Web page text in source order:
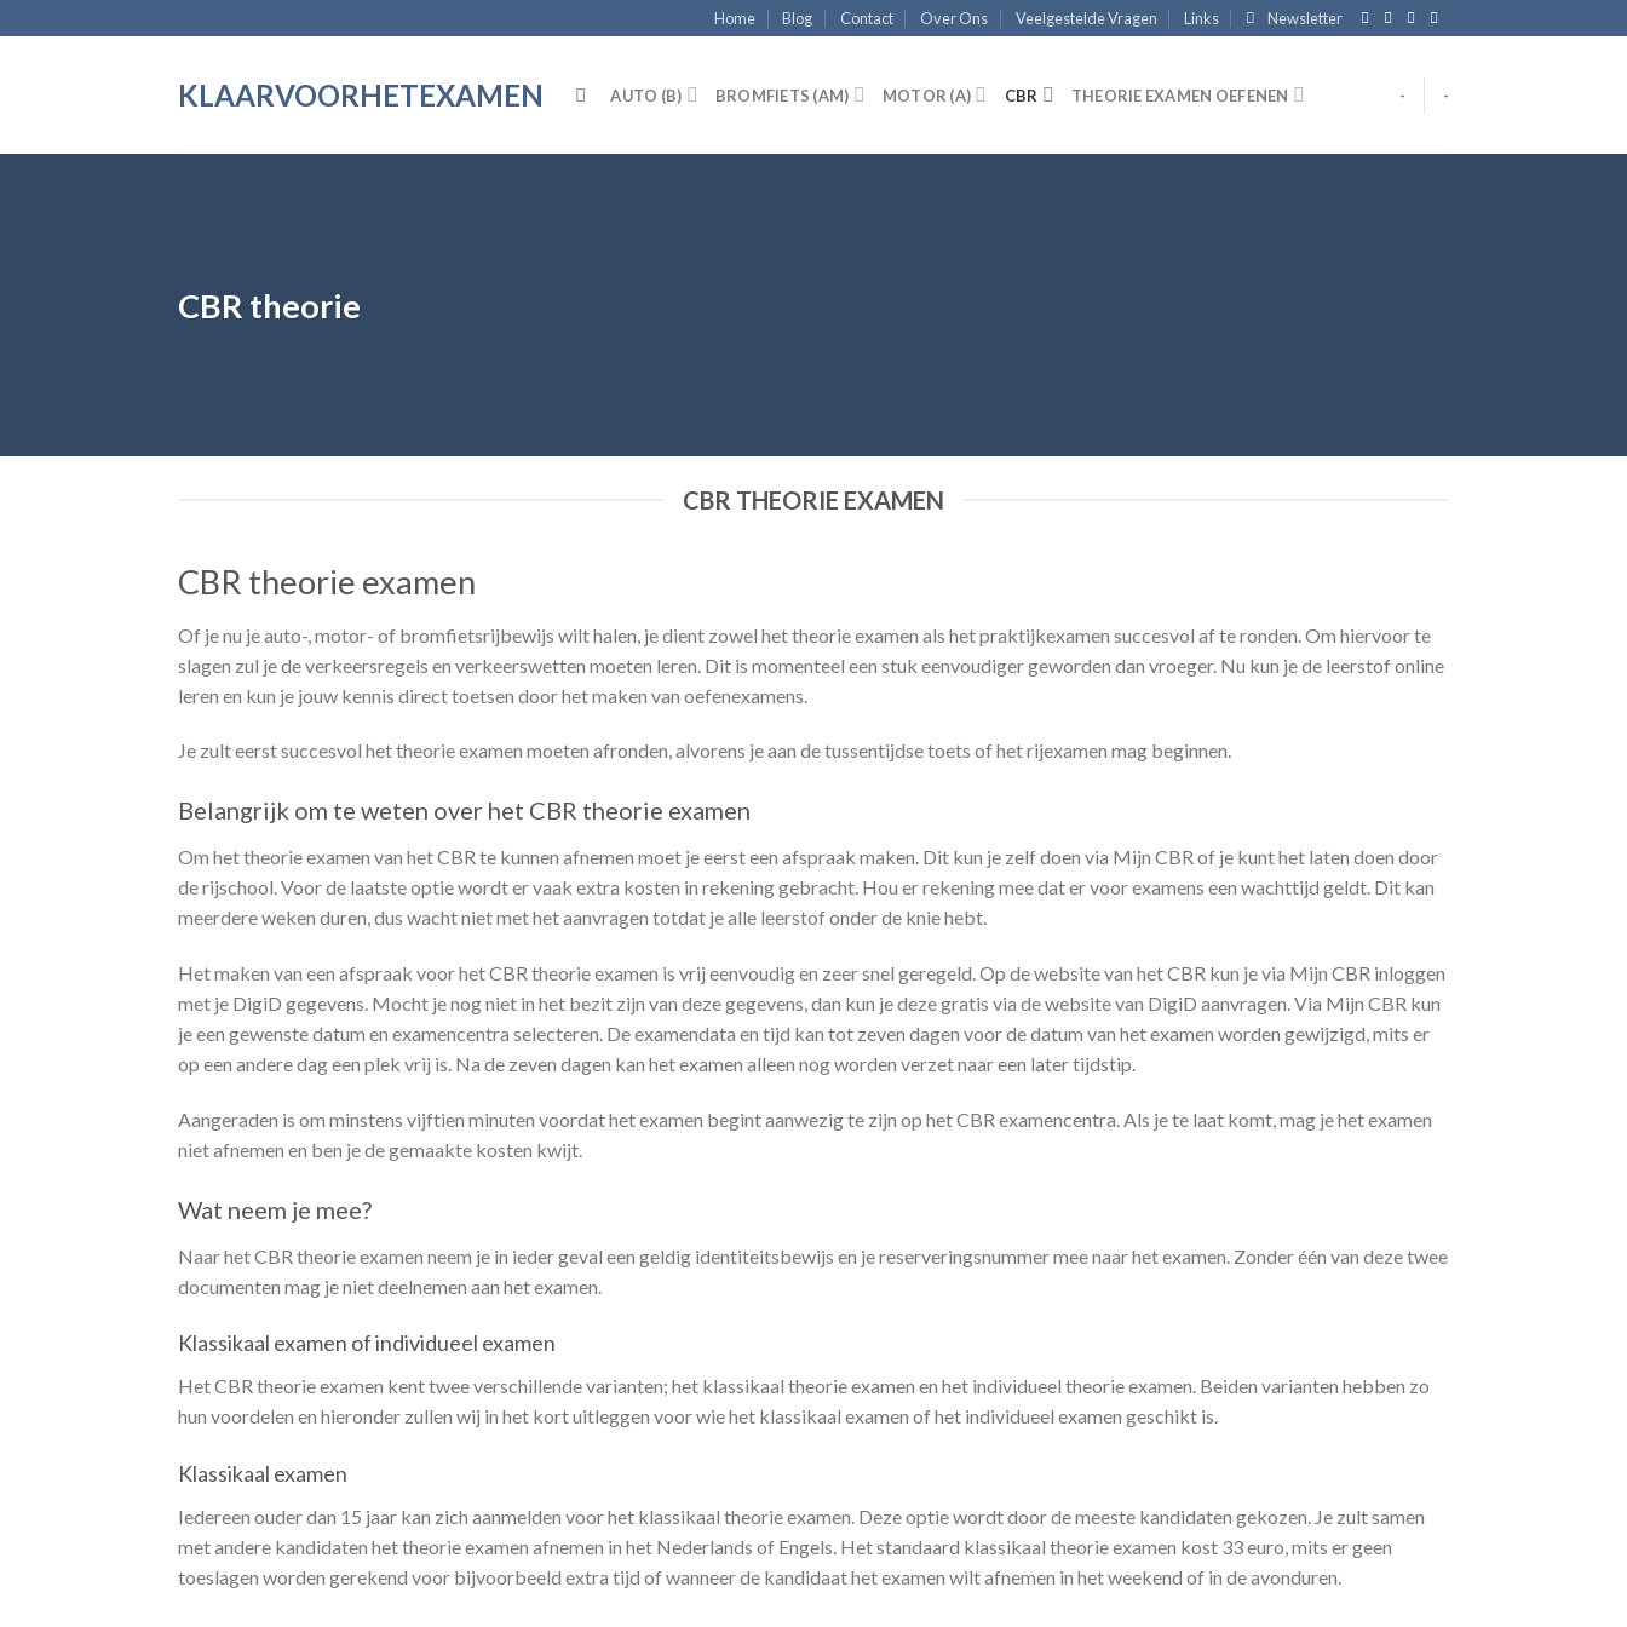
to
Home Blog Contact Over Ons Veelgestelde Vragen Links Newsletter
KLAARVOORHETEXAMEN AUTO (B) BROMFIETS (AM) MOTOR (A) CBR THEORIE EXAMEN OEFENEN - -
CBR theorie
CBR THEORIE EXAMEN
CBR theorie examen
Of je nu je auto-, motor- of bromfietsrijbewijs wilt halen, je dient zowel het theorie examen als het praktijkexamen succesvol af te ronden. Om hiervoor te
slagen zul je de verkeersregels en verkeerswetten moeten leren. Dit is momenteel een stuk eenvoudiger geworden dan vroeger. Nu kun je de leerstof online
leren en kun je jouw kennis direct toetsen door het maken van oefenexamens.
Je zult eerst succesvol het theorie examen moeten afronden, alvorens je aan de tussentijdse toets of het rijexamen mag beginnen.
Belangrijk om te weten over het CBR theorie examen
Om het theorie examen van het CBR te kunnen afnemen moet je eerst een afspraak maken. Dit kun je zelf doen via Mijn CBR of je kunt het laten doen door
de rijschool. Voor de laatste optie wordt er vaak extra kosten in rekening gebracht. Hou er rekening mee dat er voor examens een wachttijd geldt. Dit kan
meerdere weken duren, dus wacht niet met het aanvragen totdat je alle leerstof onder de knie hebt.
Het maken van een afspraak voor het CBR theorie examen is vrij eenvoudig en zeer snel geregeld. Op de website van het CBR kun je via Mijn CBR inloggen
met je DigiD gegevens. Mocht je nog niet in het bezit zijn van deze gegevens, dan kun je deze gratis via de website van DigiD aanvragen. Via Mijn CBR kun
je een gewenste datum en examencentra selecteren. De examendata en tijd kan tot zeven dagen voor de datum van het examen worden gewijzigd, mits er
op een andere dag een plek vrij is. Na de zeven dagen kan het examen alleen nog worden verzet naar een later tijdstip.
Aangeraden is om minstens vijftien minuten voordat het examen begint aanwezig te zijn op het CBR examencentra. Als je te laat komt, mag je het examen
niet afnemen en ben je de gemaakte kosten kwijt.
Wat neem je mee?
Naar het CBR theorie examen neem je in ieder geval een geldig identiteitsbewijs en je reserveringsnummer mee naar het examen. Zonder één van deze twee
documenten mag je niet deelnemen aan het examen.
Klassikaal examen of individueel examen
Het CBR theorie examen kent twee verschillende varianten; het klassikaal theorie examen en het individueel theorie examen. Beiden varianten hebben zo
hun voordelen en hieronder zullen wij in het kort uitleggen voor wie het klassikaal examen of het individueel examen geschikt is.
Klassikaal examen
Iedereen ouder dan 15 jaar kan zich aanmelden voor het klassikaal theorie examen. Deze optie wordt door de meeste kandidaten gekozen. Je zult samen
met andere kandidaten het theorie examen afnemen in het Nederlands of Engels. Het standaard klassikaal theorie examen kost 33 euro, mits er geen
toeslagen worden gerekend voor bijvoorbeeld extra tijd of wanneer de kandidaat het examen wilt afnemen in het weekend of in de avonduren.